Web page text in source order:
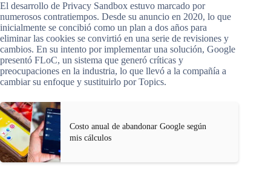
El desarrollo de Privacy Sandbox estuvo marcado por
numerosos contratiempos. Desde su anuncio en 2020, lo que
inicialmente se concibió como un plan a dos años para
eliminar las cookies se convirtió en una serie de revisiones y
cambios. En su intento por implementar una solución, Google
presentó FLoC, un sistema que generó críticas y
preocupaciones en la industria, lo que llevó a la compañía a
cambiar su enfoque y sustituirlo por Topics.
Costo anual de abandonar Google según
mis cálculos